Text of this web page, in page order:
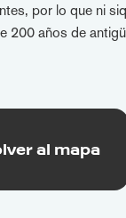
por lo que ni
200 años de
al mapa